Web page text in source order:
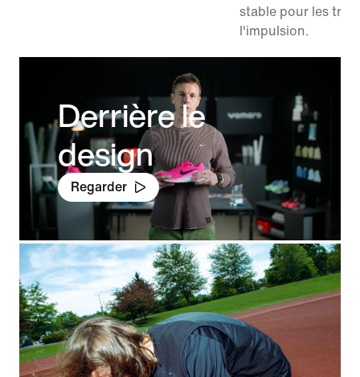
stable pour les
l'impulsion.
Derrière le
design
Regarder